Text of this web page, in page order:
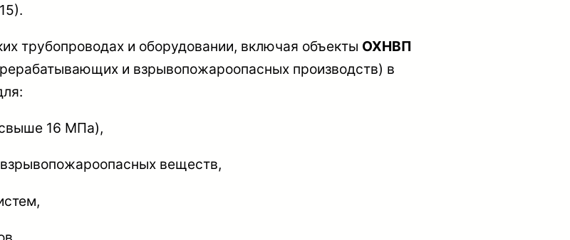
а
О
р
трубопроводах и оборудовании, включая объекты ОХНВП
и взрывопожароопасных производств) в
16 МПа),
веществ,